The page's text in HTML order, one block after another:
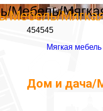
Мебель/
Мебель/
454545
Мягкая мебель
Дом и дача/